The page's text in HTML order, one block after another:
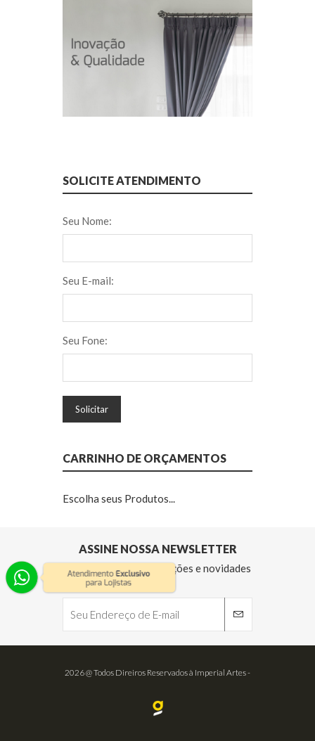
SOLICITE ATENDIMENTO
Seu Nome:
Seu E-mail:
Seu Fone:
Solicitar
CARRINHO DE ORÇAMENTOS
Escolha seus Produtos...
ASSINE NOSSA NEWSLETTER
Receba nossas informações e novidades
2026 @ Todos Direiros Reservados à Imperial Artes -